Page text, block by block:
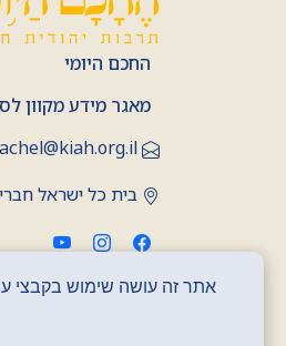
החכם היומי
מאגר מידע מקוון
בית כל ישראל